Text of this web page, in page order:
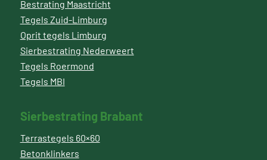
Bestrating Maastricht
Tegels Zuid-Limburg
Oprit tegels Limburg
Sierbestrating Nederweert
Tegels Roermond
Tegels MBI
Sierbestrating Brabant
Terrastegels 60×60
Betonklinkers